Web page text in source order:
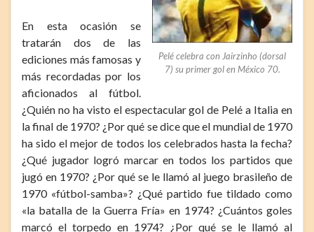
Pelé celebra con Jairzinho (dorsal
7) su primer gol en México 70.
En esta ocasión se
tratarán dos de las
ediciones más famosas y
más recordadas por los
aficionados al fútbol.
¿Quién no ha visto el espectacular gol de Pelé a Italia en
la final de 1970? ¿Por qué se dice que el mundial de 1970
ha sido el mejor de todos los celebrados hasta la fecha?
¿Qué jugador logró marcar en todos los partidos que
jugó en 1970? ¿Por qué se le llamó al juego brasileño de
1970 «fútbol-samba»? ¿Qué partido fue tildado como
«la batalla de la Guerra Fría» en 1974? ¿Cuántos goles
marcó el torpedo en 1974? ¿Por qué se le llamó al